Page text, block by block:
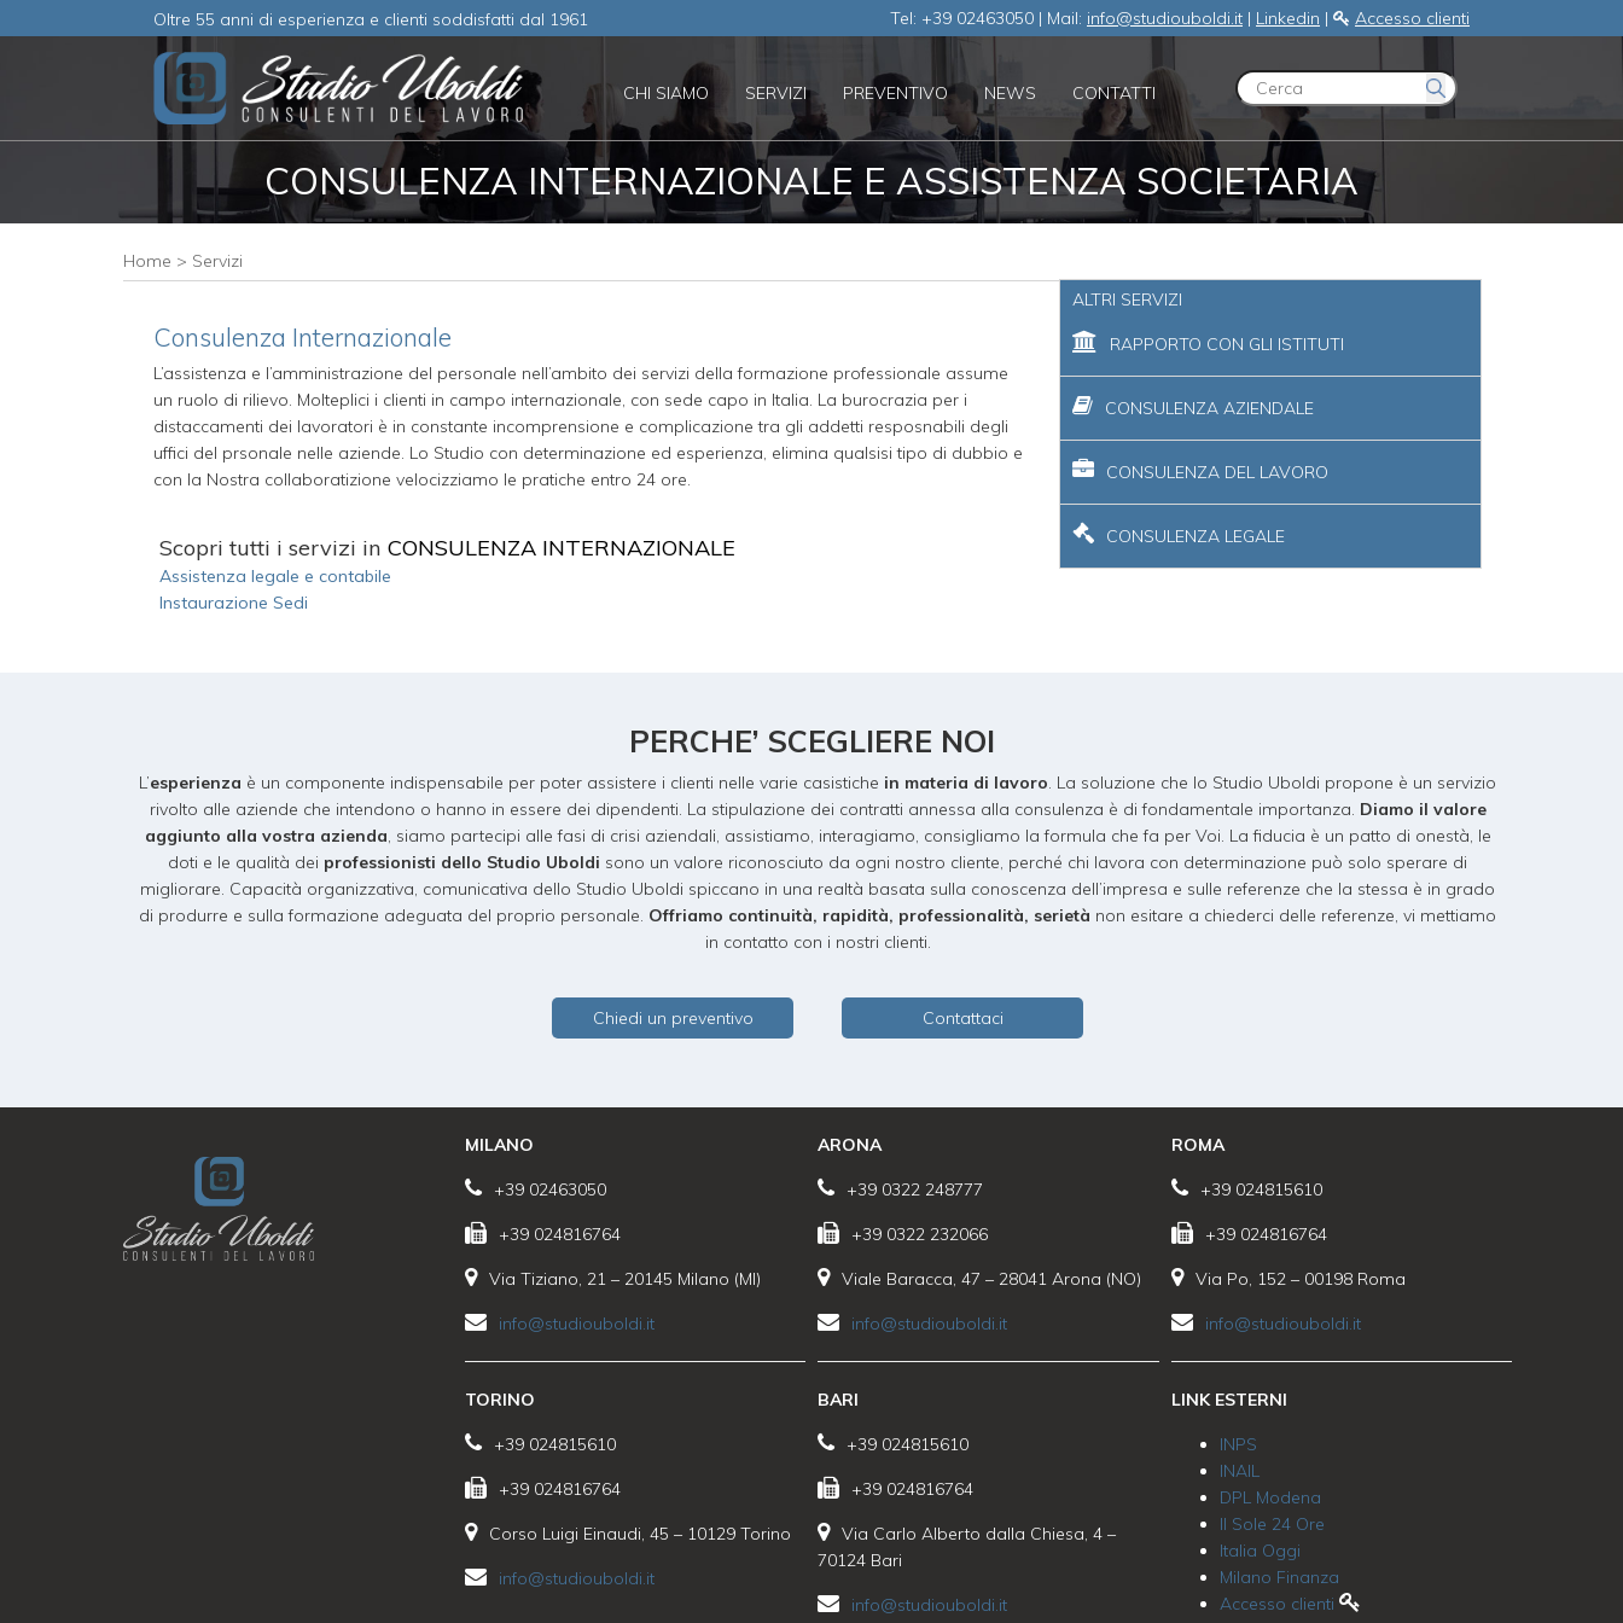
Oltre 55 anni di esperienza e clienti soddisfatti dal 1961 Tel: +39 02463050 | Mail: info@studiouboldi.it | Linkedin | Accesso clienti
CHI SIAMO SERVIZI PREVENTIVO NEWS CONTATTI
Home > Servizi
CONSULENZA INTERNAZIONALE E ASSISTENZA SOCIETARIA
Consulenza Internazionale
L’assistenza e l’amministrazione del personale nell’ambito dei servizi della formazione professionale assume
un ruolo di rilievo. Molteplici i clienti in campo internazionale, con sede capo in Italia. La burocrazia per i
distaccamenti dei lavoratori è in constante incomprensione e complicazione tra gli addetti resposnabili degli
uffici del prsonale nelle aziende. Lo Studio con determinazione ed esperienza, elimina qualsisi tipo di dubbio e
con la Nostra collaboratizione velocizziamo le pratiche entro 24 ore.
Scopri tutti i servizi in CONSULENZA INTERNAZIONALE
Assistenza legale e contabile
Instaurazione Sedi
ALTRI SERVIZI
RAPPORTO CON GLI ISTITUTI
CONSULENZA AZIENDALE
CONSULENZA DEL LAVORO
CONSULENZA LEGALE
PERCHE’ SCEGLIERE NOI
L’esperienza è un componente indispensabile per poter assistere i clienti nelle varie casistiche in materia di lavoro . La soluzione che lo Studio Uboldi propone è un servizio
rivolto alle aziende che intendono o hanno in essere dei dipendenti. La stipulazione dei contratti annessa alla consulenza è di fondamentale importanza. Diamo il valore
aggiunto alla vostra azienda , siamo partecipi alle fasi di crisi aziendali, assistiamo, interagiamo, consigliamo la formula che fa per Voi. La fiducia è un patto di onestà, le
doti e le qualità dei professionisti dello Studio Uboldi sono un valore riconosciuto da ogni nostro cliente, perché chi lavora con determinazione può solo sperare di
migliorare. Capacità organizzativa, comunicativa dello Studio Uboldi spiccano in una realtà basata sulla conoscenza dell’impresa e sulle referenze che la stessa è in grado
di produrre e sulla formazione adeguata del proprio personale. Offriamo continuità, rapidità, professionalità, serietà non esitare a chiederci delle referenze, vi mettiamo
in contatto con i nostri clienti.
Chiedi un preventivo Contattaci
MILANO
+39 02463050
+39 024816764
Via Tiziano, 21 – 20145 Milano (MI)
info@studiouboldi.it
TORINO
+39 024815610
+39 024816764
Corso Luigi Einaudi, 45 – 10129 Torino
info@studiouboldi.it
ARONA
+39 0322 248777
+39 0322 232066
Viale Baracca, 47 – 28041 Arona (NO)
info@studiouboldi.it
BARI
+39 024815610
+39 024816764
Via Carlo Alberto dalla Chiesa, 4 –
70124 Bari
info@studiouboldi.it
ROMA
+39 024815610
+39 024816764
Via Po, 152 – 00198 Roma
info@studiouboldi.it
LINK ESTERNI
INPS
INAIL
DPL Modena
Il Sole 24 Ore
Italia Oggi
Milano Finanza
Accesso clienti